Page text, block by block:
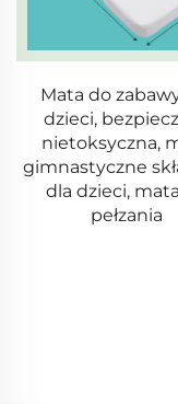
Poślubne
nowoczesne
100% poliestru,
miękkie, na
dwustronne,
dodatkiem